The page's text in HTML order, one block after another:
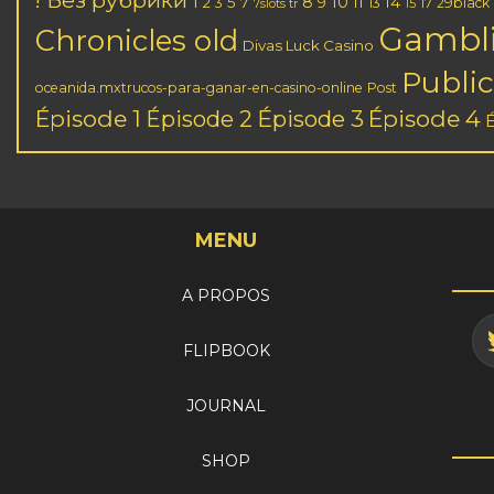
7slots tr 15
Chronicles old Divas Luck Casino
oceanida.mxtrucos-para-ganar-en-casino-online Post Public
Épisode 1 Épisode 2 Épisode 3 Épisode 4
MENU
A PROPOS
FLIPBOOK
JOURNAL
SHOP